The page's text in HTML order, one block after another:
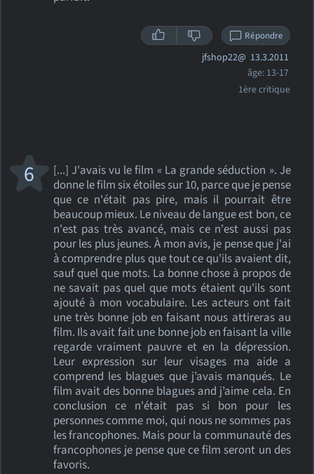
Répondre
jfshop22@ 13.3.2011
âge: 13-17
1ère critique
[...] J'avais vu le film « La grande séduction ». Je
donne le film six étoiles sur 10, parce que je pense
que ce n'était pas pire, mais il pourrait être
beaucoup mieux. Le niveau de langue est bon, ce
n'est pas très avancé, mais ce n'est aussi pas
pour les plus jeunes. À mon avis, je pense que j'ai
à comprendre plus que tout ce qu'ils avaient dit,
sauf quel que mots. La bonne chose à propos de
ne savait pas quel que mots étaient qu'ils sont
ajouté à mon vocabulaire. Les acteurs ont fait
une très bonne job en faisant nous attireras au
film. Ils avait fait une bonne job en faisant la ville
regarde vraiment pauvre et en la dépression.
Leur expression sur leur visages ma aide a
comprend les blagues que j’avais manqués. Le
film avait des bonne blagues and j’aime cela. En
conclusion ce n'était pas si bon pour les
personnes comme moi, qui nous ne sommes pas
les francophones. Mais pour la communauté des
francophones je pense que ce film seront un des
favoris.
6